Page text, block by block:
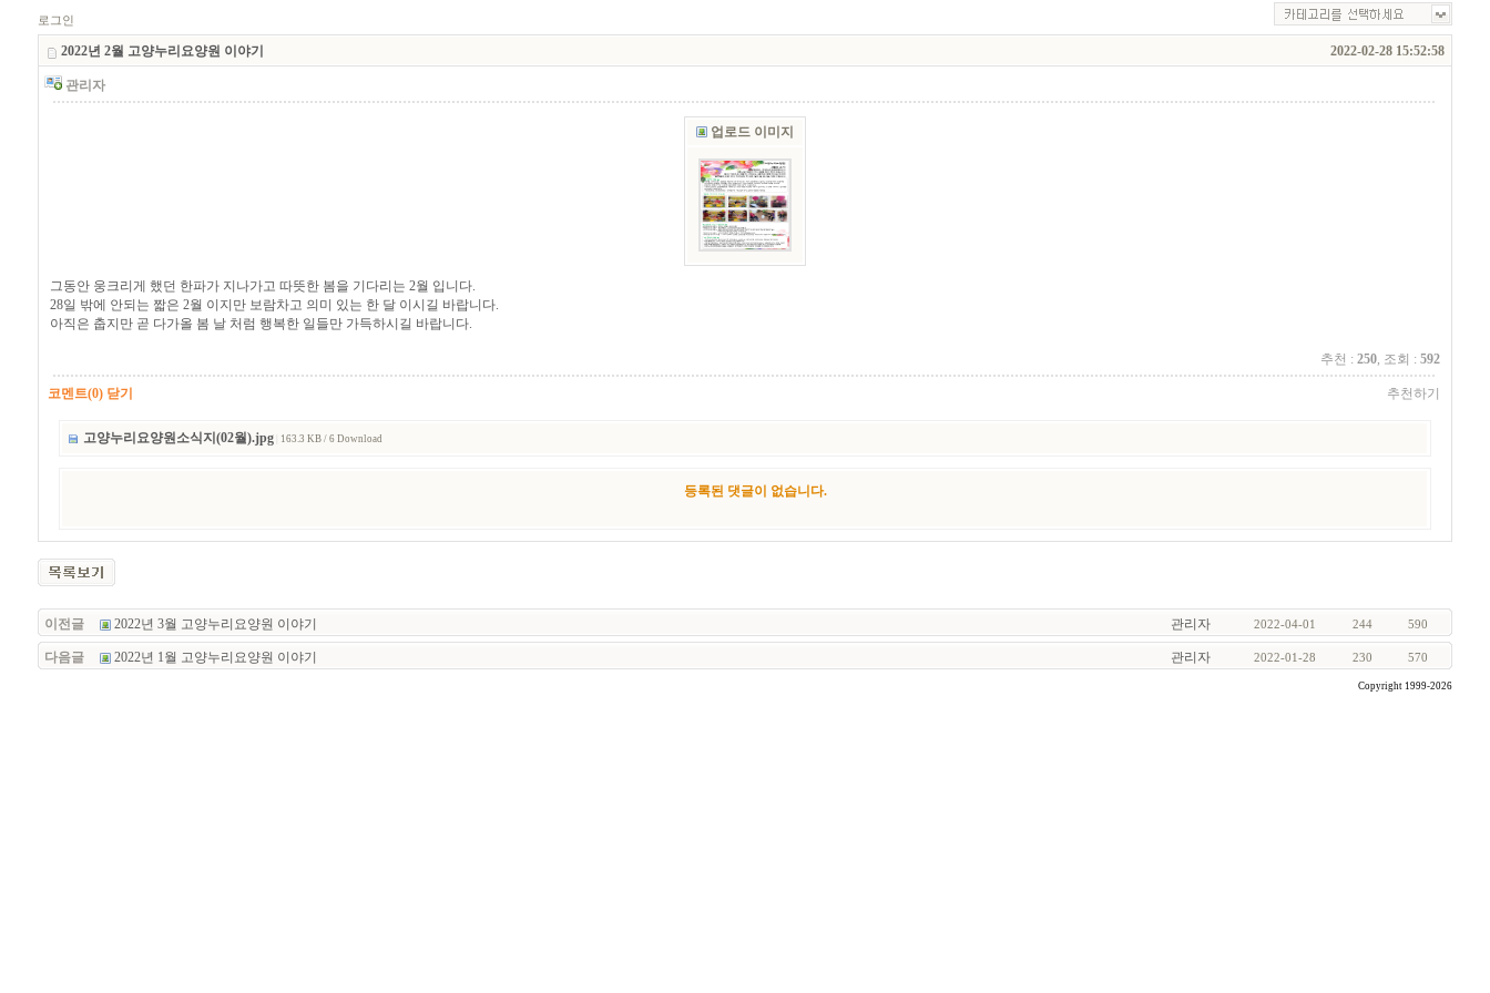
로그인
2022년 2월 고양누리요양원 이야기 2022-02-28 15:52:58
관리자
업로드 이미지
그동안 웅크리게 했던 한파가 지나가고 따뜻한 봄을 기다리는 2월 입니다.
28일 밖에 안되는 짧은 2월 이지만 보람차고 의미 있는 한 달 이시길 바랍니다.
아직은 춥지만 곧 다가올 봄 날 처럼 행복한 일들만 가득하시길 바랍니다.
추천 : 250, 조회 : 592
코멘트(0) 닫기 추천하기
고양누리요양원소식지(02월).jpg 163.3 KB / 6 Download
등록된 댓글이 없습니다.
이전글 2022년 3월 고양누리요양원 이야기 관리자 2022-04-01 244 590
다음글 2022년 1월 고양누리요양원 이야기 관리자 2022-01-28 230 570
Copyright 1999-2026